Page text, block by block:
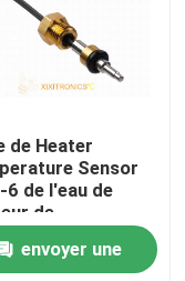
de Heater
Sensor
6 de l'eau de
de
des
10K
envoyer une